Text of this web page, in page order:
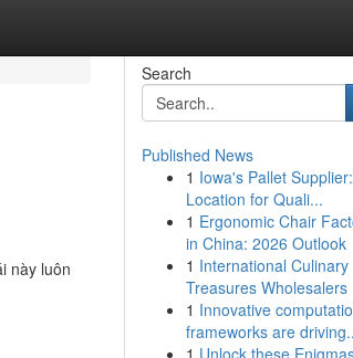
này luôn
Search
Published News
1 Iowa's Pallet
Location for Quali...
1 Ergonomic Chair
in China: 2026 Outlook
1 International Culinary
Treasures Wholesalers
1 Innovative
frameworks are
1 Unlock these